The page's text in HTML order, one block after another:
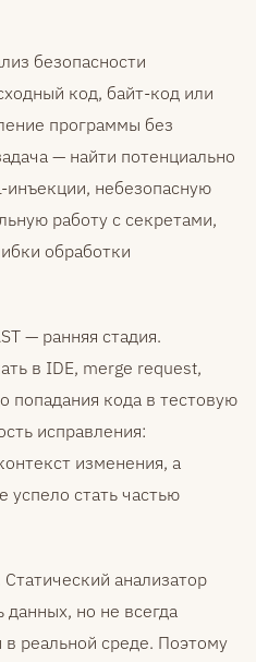
безопасности
код, байт-код или
программы без
— найти потенциально
инъекции, небезопасную
работу с секретами,
обработки
— ранняя стадия.
в IDE, merge request,
попадания кода в тестовую
исправления:
изменения, а
успело стать частью
анализатор
данных, но не всегда
реальной среде. Поэтому